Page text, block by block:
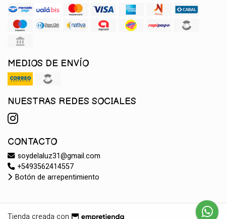
MEDIOS DE ENVÍO
NUESTRAS REDES SOCIALES
CONTACTO
soydelaluz31@gmail.com
+5493562414557
Botón de arrepentimiento